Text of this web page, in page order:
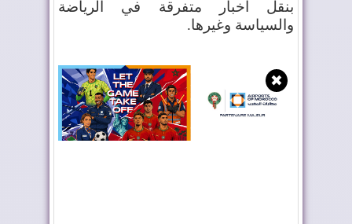
بنقل أخبار متفرقة في الرياضة
والسياسة وغيرها.
✖